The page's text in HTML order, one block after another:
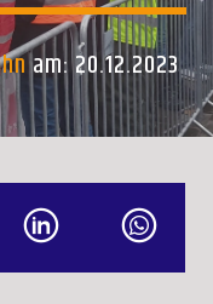
am: 20.12.2023